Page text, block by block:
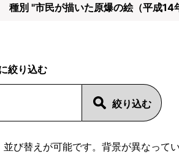
種別 "市民が描いた原爆の絵（平成14
絞り込む
び替えが可能です。背景が異なって